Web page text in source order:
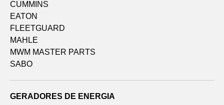
CUMMINS
EATON
FLEETGUARD
MAHLE
MWM MASTER PARTS
SABO
GERADORES DE ENERGIA